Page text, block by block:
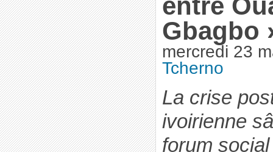
Gbagbo
mercredi 23
Tcherno
La crise
ivoirienne
forum